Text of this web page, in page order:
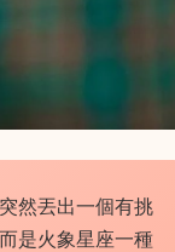
然丟出一個有挑
是火象星座一種